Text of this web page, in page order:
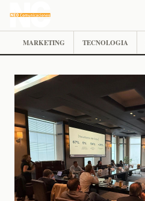
MARKETING TECNOLOGIA